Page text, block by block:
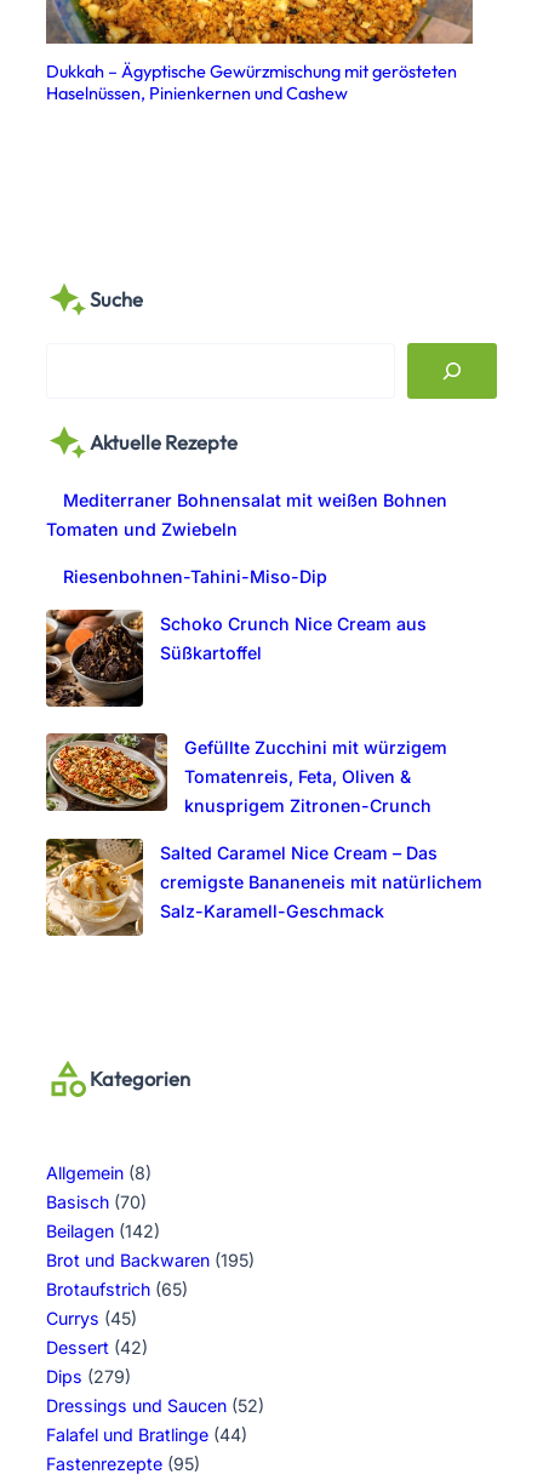
Dukkah – Ägyptische Gewürzmischung mit gerösteten
Haselnüssen, Pinienkernen und Cashew
Suche
r
Aktuelle Rezepte
Mediterraner Bohnensalat mit weißen Bohnen
Tomaten und Zwiebeln
Riesenbohnen-Tahini-Miso-Dip
Schoko Crunch Nice Cream aus
Süßkartoffel
Gefüllte Zucchini mit würzigem
Tomatenreis, Feta, Oliven &
knusprigem Zitronen-Crunch
Salted Caramel Nice Cream – Das
cremigste Bananeneis mit natürlichem
Salz-Karamell-Geschmack
Kategorien
Allgemein (8)
Basisch (70)
Beilagen (142)
Brot und Backwaren (195)
Brotaufstrich (65)
Currys (45)
Dessert (42)
Dips (279)
Dressings und Saucen (52)
Falafel und Bratlinge (44)
Fastenrezepte (95)